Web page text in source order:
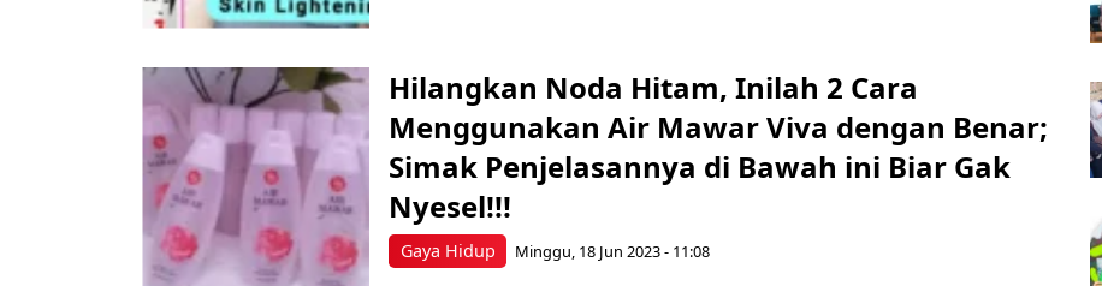
Gaya Hidup
Hilangkan Noda Hitam, Inilah 2 Cara
Menggunakan Air Mawar Viva dengan Benar;
Simak Penjelasannya di Bawah ini Biar Gak
Nyesel!!!
Minggu, 18 Jun 2023 - 11:08